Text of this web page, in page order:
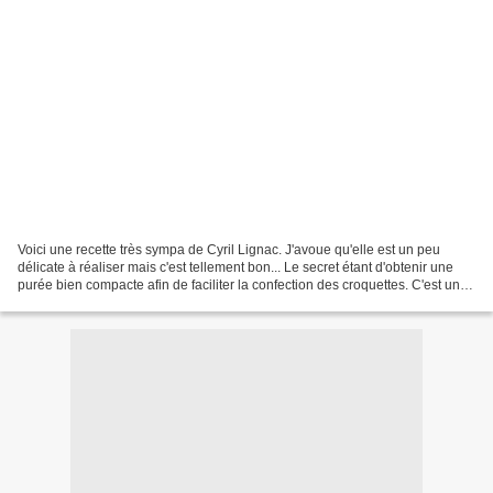
Voici une recette très sympa de Cyril Lignac. J'avoue qu'elle est un peu
délicate à réaliser mais c'est tellement bon... Le secret étant d'obtenir une
purée bien compacte afin de faciliter la confection des croquettes. C'est une